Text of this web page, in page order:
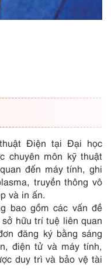
Điện tại Đại học
chuyên môn kỹ thuật
đến máy tính, ghi
truyền thông vô
và in ấn.
bao gồm các vấn đề
hữu trí tuệ liên quan
đăng ký bằng sáng
điện tử và máy tính,
duy trì và bảo vệ tài